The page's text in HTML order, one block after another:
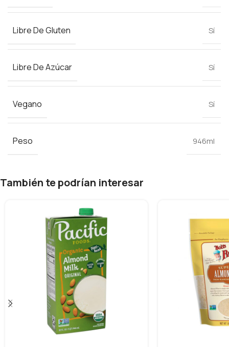
Libre De Gluten Sí
Libre De Azúcar Sí
Vegano Sí
Peso 946ml
También te podrían interesar